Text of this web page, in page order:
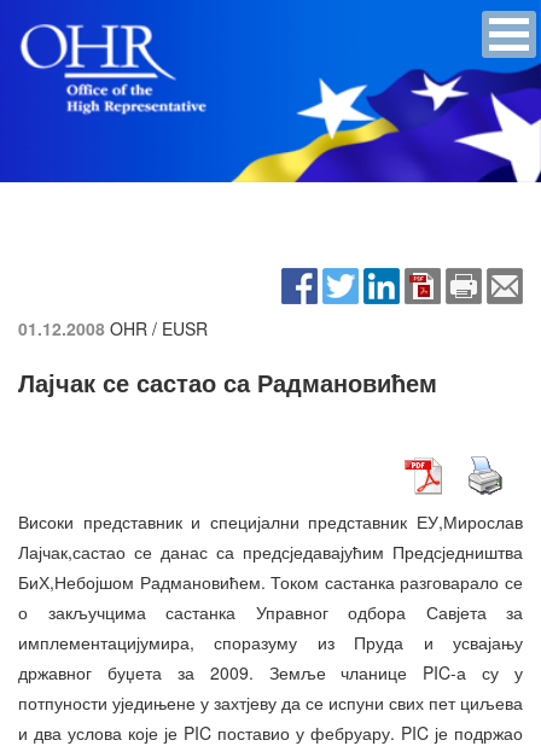
01.12.2008 OHR / EUSR
Лајчак се састао са Радмановићем
Високи представник и специјални представник ЕУ,Мирослав
Лајчак,састао се данас са предсједавајућим Предсједништва
БиХ,Небојшом Радмановићем. Током састанка разговарало се
о закључцима састанка Управног одбора Савјета за
имплементацијумира, споразуму из Пруда и усвајању
државног буџета за 2009. Земље чланице PIC-а су у
потпуности уједињене у захтјеву да се испуни свих пет циљева
и два услова које је PIC поставио у фебруару. PIC је подржао